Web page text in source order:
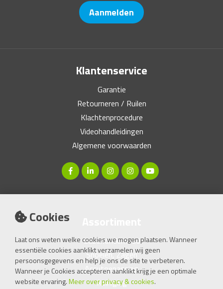
Cookies
Laat ons weten welke cookies we mogen plaatsen. Wanneer
essentiële cookies aanklikt verzamelen wij geen
persoonsgegevens en help je ons de site te verbeteren.
Wanneer je Cookies accepteren aanklikt krijg je een optimale
website ervaring.Meer over privacy & cookies.
Aanmelden
Klantenservice
Garantie
Retourneren / Ruilen
Klachtenprocedure
Videohandleidingen
Algemene voorwaarden
Gazononderhoud
Snoeien, Zagen
Accutoepassing
Reiniging